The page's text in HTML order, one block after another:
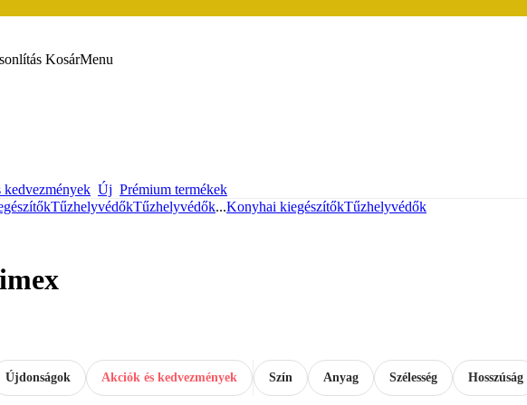
KosárMenu
Új Prémium termékek
TűzhelyvédőkTűzhelyvédők...Konyhai kiegészítőkTűzhelyvédők
Akciók és kedvezmények
Újdonságok Szín Anyag Szélesség Hosszúság